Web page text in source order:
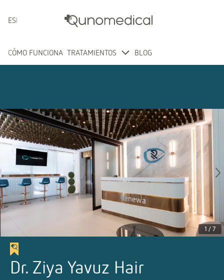
ESPAÑOL
CÓMO FUNCIONA TRATAMIENTOS BLOG
1 / 7
Dr. Ziya Yavuz Hair